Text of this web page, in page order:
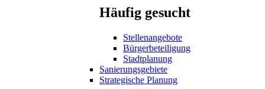
Häufig gesucht
Stellenangebote
Bürgerbeteiligung
Stadtplanung
Sanierungsgebiete
Strategische Planung